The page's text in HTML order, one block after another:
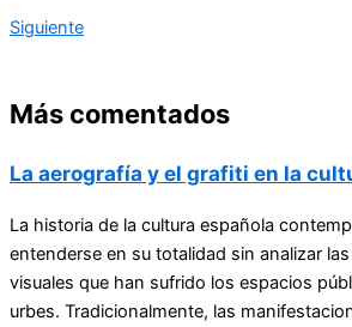
Siguiente
Más comentados
La aerografía y el grafiti en la
La historia de la cultura española
entenderse en su totalidad sin analizar
visuales que han sufrido los espacios
urbes. Tradicionalmente, las